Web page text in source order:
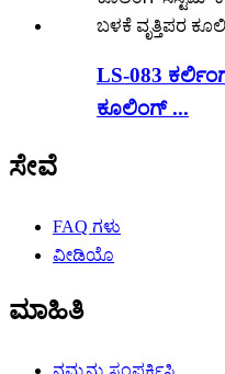
LS-083
ಕೂಲಿಂಗ್ ...
ಸೇವೆ
FAQ ಗಳು
ವೀಡಿಯೊ
ಮಾಹಿತಿ
ನಮ್ಮನ್ನು ಸಂಪರ್ಕಿಸಿ